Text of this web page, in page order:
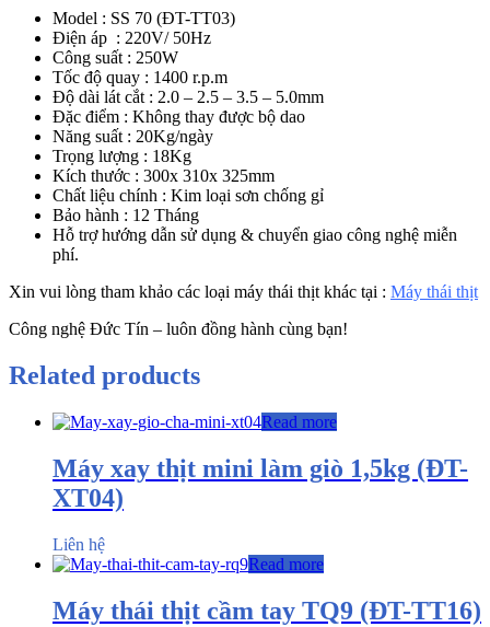
Model : SS 70 (ĐT-TT03)
Điện áp : 220V/ 50Hz
Công suất : 250W
Tốc độ quay : 1400 r.p.m
Độ dài lát cắt : 2.0 – 2.5 – 3.5 – 5.0mm
Đặc điểm : Không thay được bộ dao
Năng suất : 20Kg/ngày
Trọng lượng : 18Kg
Kích thước : 300x 310x 325mm
Chất liệu chính : Kim loại sơn chống gỉ
Bảo hành : 12 Tháng
Hỗ trợ hướng dẫn sử dụng & chuyển giao công nghệ miễn
phí.
Xin vui lòng tham khảo các loại máy thái thịt khác tại : Máy thái thịt
Công nghệ Đức Tín – luôn đồng hành cùng bạn!
Related products
Read more
Máy xay thịt mini làm giò 1,5kg (ĐT-
XT04)
Liên hệ
Read more
Máy thái thịt cầm tay TQ9 (ĐT-TT16)